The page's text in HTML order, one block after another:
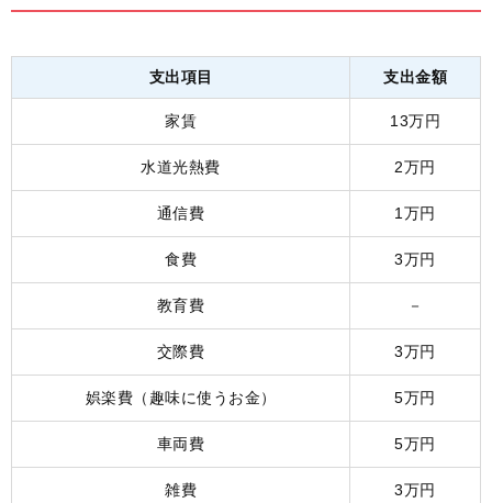
支出項目 支出金額
家賃 13万円
水道光熱費 2万円
通信費 1万円
食費 3万円
教育費 －
交際費 3万円
娯楽費（趣味に使うお金） 5万円
車両費 5万円
雑費 3万円